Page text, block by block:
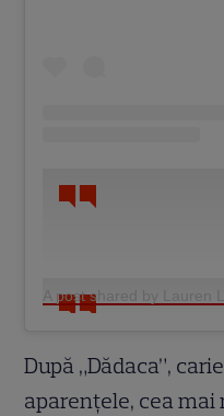
A post shared by Lauren
După „Dădaca”,
aparențele, cea